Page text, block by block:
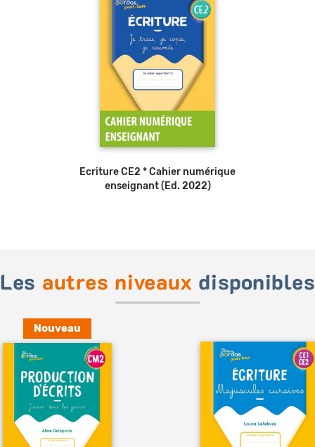
Ecriture CE2 * Cahier numérique
enseignant (Ed. 2022)
Les autres niveaux disponibles
Nouveau